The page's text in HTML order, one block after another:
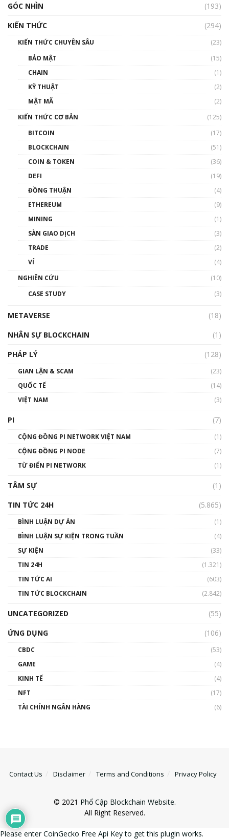
00:43:47
như thể nào?
00:39:31
Phổ cập Blockchain
thống & Crypto qua các cuộc chiến | Phổ cập
01:32:59
gió ấm
Talkshow 14: MemeCoin – Trò đùa tỷ đô
01:29:26
GÓC NHÌN
(193)
KIẾN THỨC
(294)
KIẾN THỨC CHUYÊN SÂU
(23)
BẢO MẬT
(15)
CHAIN
(1)
KỸ THUẬT
(2)
MẬT MÃ
(2)
KIẾN THỨC CƠ BẢN
(125)
BITCOIN
(17)
BLOCKCHAIN
(51)
COIN & TOKEN
(36)
DEFI
(19)
ĐỒNG THUẬN
(4)
ETHEREUM
(9)
MINING
(1)
SÀN GIAO DỊCH
(3)
TRADE
(2)
VÍ
(4)
NGHIÊN CỨU
(10)
CASE STUDY
(3)
METAVERSE
(18)
NHÂN SỰ BLOCKCHAIN
(1)
PHÁP LÝ
(128)
GIAN LẬN & SCAM
(23)
QUỐC TẾ
(14)
VIỆT NAM
(3)
PI (7)
CỘNG ĐỒNG PI NETWORK VIỆT NAM
(1)
CỘNG ĐỒNG PI NODE
(7)
TỪ ĐIỂN PI NETWORK
(1)
TÂM SỰ
(1)
TIN TỨC 24H
(5.865)
BÌNH LUẬN DỰ ÁN
(1)
BÌNH LUẬN SỰ KIỆN TRONG TUẦN
(4)
SỰ KIỆN
(33)
TIN 24H
(1.321)
TIN TỨC AI
(603)
TIN TỨC BLOCKCHAIN
(2.842)
UNCATEGORIZED
(55)
ỨNG DỤNG
(106)
CBDC
(53)
GAME
(4)
KINH TẾ
(4)
NFT
(17)
TÀI CHÍNH NGÂN HÀNG
(6)
Contact Us Disclaimer Terms and Conditions Privacy Policy
© 2021 Phổ Cập Blockchain Website.
All Right Reserved.
Please enter CoinGecko Free Api Key to get this plugin works.